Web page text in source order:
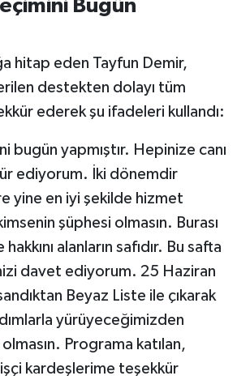
Bugün
hitap eden Tayfun Demir,
destekten dolayı tüm
ederek şu ifadeleri kullandı:
bugün yapmıştır. Hepinize canı
ediyorum. İki dönemdir
yine en iyi şekilde hizmet
şüphesi olmasın. Burası
alanların safıdır. Bu safta
davet ediyorum. 25 Haziran
Beyaz Liste ile çıkarak
yürüyeceğimizden
Programa katılan,
kardeşlerime teşekkür